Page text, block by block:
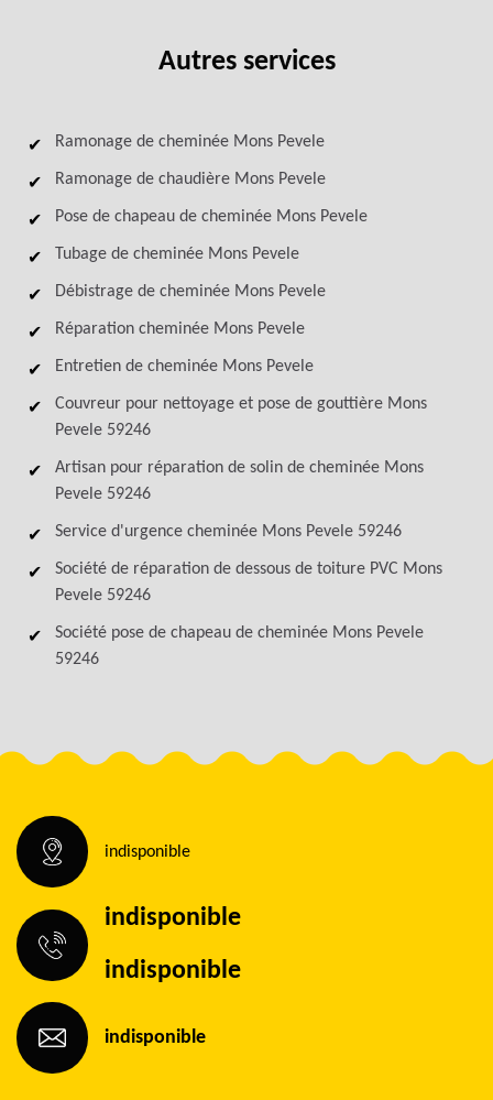
Autres services
Ramonage de cheminée Mons Pevele
Ramonage de chaudière Mons Pevele
Pose de chapeau de cheminée Mons Pevele
Tubage de cheminée Mons Pevele
Débistrage de cheminée Mons Pevele
Réparation cheminée Mons Pevele
Entretien de cheminée Mons Pevele
Couvreur pour nettoyage et pose de gouttière Mons
Pevele 59246
Artisan pour réparation de solin de cheminée Mons
Pevele 59246
Service d'urgence cheminée Mons Pevele 59246
Société de réparation de dessous de toiture PVC Mons
Pevele 59246
Société pose de chapeau de cheminée Mons Pevele
59246
indisponible
indisponible
indisponible
indisponible